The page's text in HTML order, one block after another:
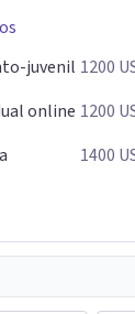
juvenil 1200
online 1200
1400